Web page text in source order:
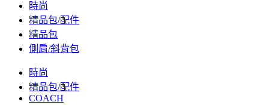
時尚
精品包/配件
精品包
側肩/斜背包
時尚
精品包/配件
COACH